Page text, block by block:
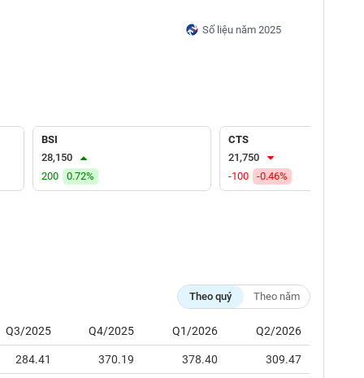
Số liệu năm 2025
BSI
28,150
200
0.72%
CTS
21,750
-100
-0.46%
Theo quý Theo năm
Q3/2025 Q4/2025 Q1/2026 Q2/2026
284.41 370.19 378.40 309.47